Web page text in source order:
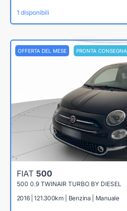
1 disponibili
OFFERTA DEL MESE PRONTA CONSEGNA
FIAT 500
500 0.9 TWINAIR TURBO BY DIESEL
2016 | 121.300km | Benzina | Manuale